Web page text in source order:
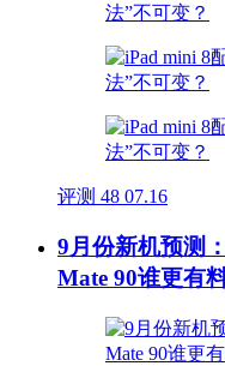
评测 48 07.16
9月份新机预测
Mate 90谁更有